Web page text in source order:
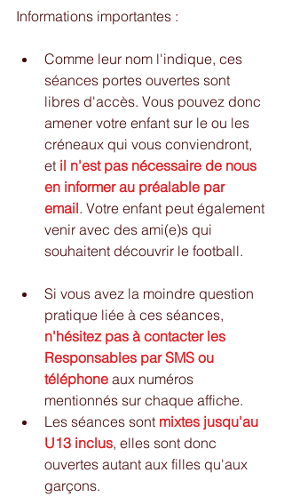
Informations importantes :
Comme leur nom l'indique, ces
séances portes ouvertes sont
libres d'accès. Vous pouvez donc
amener votre enfant sur le ou les
créneaux qui vous conviendront,
et il n'est pas nécessaire de nous
en informer au préalable par
email. Votre enfant peut également
venir avec des ami(e)s qui
souhaitent découvrir le football.
Si vous avez la moindre question
pratique liée à ces séances,
n'hésitez pas à contacter les
Responsables par SMS ou
téléphone aux numéros
mentionnés sur chaque affiche.
Les séances sont mixtes jusqu'au
U13 inclus, elles sont donc
ouvertes autant aux filles qu'aux
garçons.